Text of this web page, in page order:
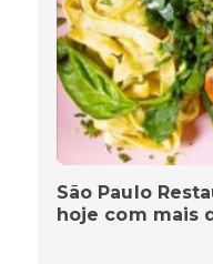
São Paulo
hoje com mais